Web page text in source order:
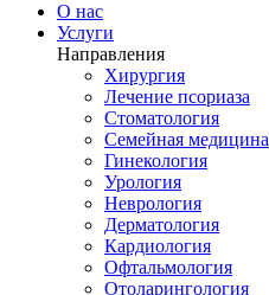
О нас
Услуги
Направления
Хирургия
Лечение псориаза
Стоматология
Семейная медицина
Гинекология
Урология
Неврология
Дерматология
Кардиология
Офтальмология
Отоларингология